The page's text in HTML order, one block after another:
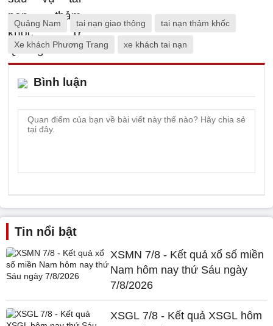
Quảng Nam tai nạn giao thông tai nạn thảm khốc
Xe khách Phương Trang xe khách tai nạn
Bình luận
Tin nổi bật
XSMN 7/8 - Kết quả xổ số miền
Nam hôm nay thứ Sáu ngày
7/8/2026
XSGL 7/8 - Kết quả XSGL hôm